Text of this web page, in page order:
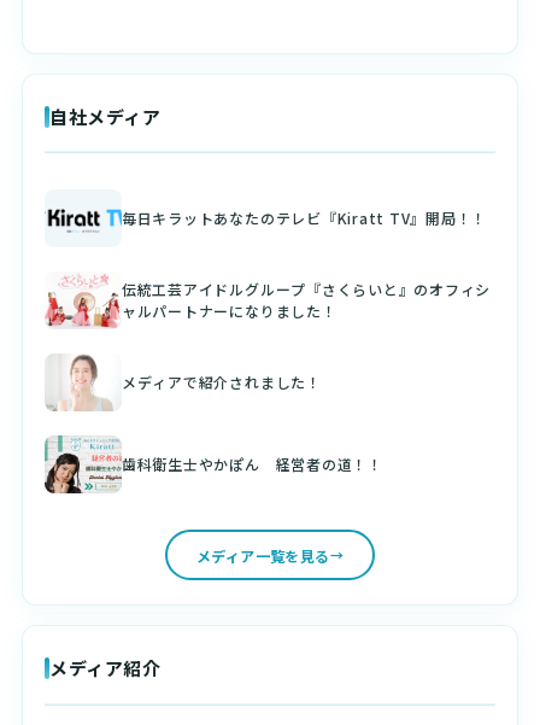
自社メディア
毎日キラットあなたのテレビ『Kiratt TV』開局！！
伝統工芸アイドルグループ『さくらいと』のオフィシ
ャルパートナーになりました！
メディアで紹介されました！
歯科衛生士やかぽん 経営者の道！！
メディア一覧を見る
メディア紹介